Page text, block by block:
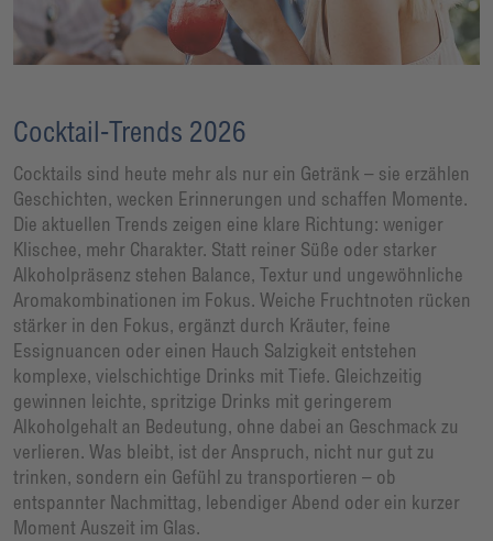
Cocktail-Trends 2026
Cocktails sind heute mehr als nur ein Getränk – sie erzählen
Geschichten, wecken Erinnerungen und schaffen Momente.
Die aktuellen Trends zeigen eine klare Richtung: weniger
Klischee, mehr Charakter. Statt reiner Süße oder starker
Alkoholpräsenz stehen Balance, Textur und ungewöhnliche
Aromakombinationen im Fokus. Weiche Fruchtnoten rücken
stärker in den Fokus, ergänzt durch Kräuter, feine
Essignuancen oder einen Hauch Salzigkeit entstehen
komplexe, vielschichtige Drinks mit Tiefe. Gleichzeitig
gewinnen leichte, spritzige Drinks mit geringerem
Alkoholgehalt an Bedeutung, ohne dabei an Geschmack zu
verlieren. Was bleibt, ist der Anspruch, nicht nur gut zu
trinken, sondern ein Gefühl zu transportieren – ob
entspannter Nachmittag, lebendiger Abend oder ein kurzer
Moment Auszeit im Glas.